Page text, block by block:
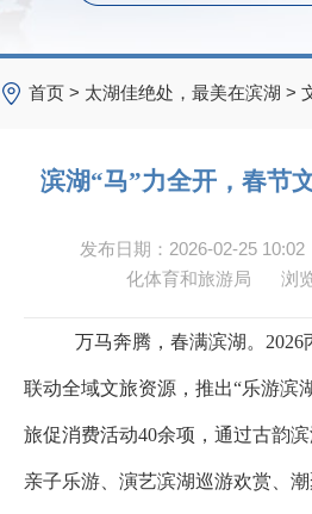
首页 > 太湖佳绝处，最美在滨湖 >
滨湖“马”力全开，春节
发布日期：2026-02-25 10:02
化体育和旅游局
浏
万马奔腾，春满滨湖。2026
联动全域文旅资源，推出“乐游滨
旅促消费活动40余项，通过古韵
亲子乐游、演艺滨湖巡游欢赏、